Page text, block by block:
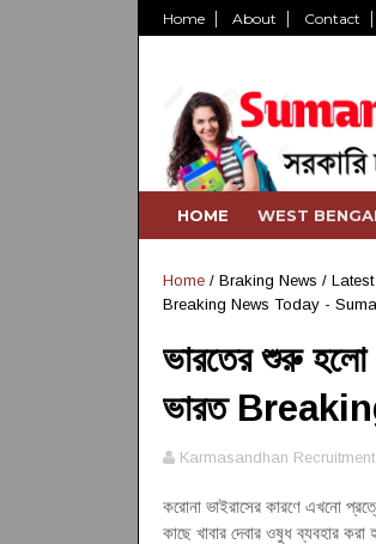
Home About Contact
HOME WEST
Home/ Braking News /
Breaking News Today -
ভারতের শুরু হলো
ভারত
Karmasandhan Recruitment
করোনা ভাইরাসের কারণে এখনো
কাছে খাবার দেবার ওষুধ ব্যবহার করা